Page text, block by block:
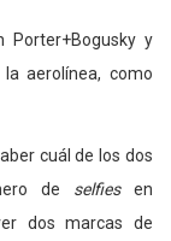
Porter+Bogusky y
aerolínea, como
cuál de los dos
de selfiesen
dos marcas de